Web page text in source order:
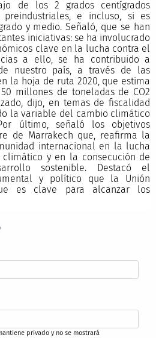
de los 2 grados centígrados
e incluso, si es
y medio. Señaló, que se han
iniciativas: se ha involucrado
clave en la lucha contra el
a ello, se ha contribuido a
nuestro país, a través de las
la hoja de ruta 2020, que estima
millones de toneladas de CO2
dijo, en temas de fiscalidad
la variable del cambio climático
último, señaló los objetivos
de Marrakech que, reafirma la
internacional en la lucha
y en la consecución de
sostenible. Destacó el
y político que la Unión
es clave para alcanzar los
privado y no se mostrará